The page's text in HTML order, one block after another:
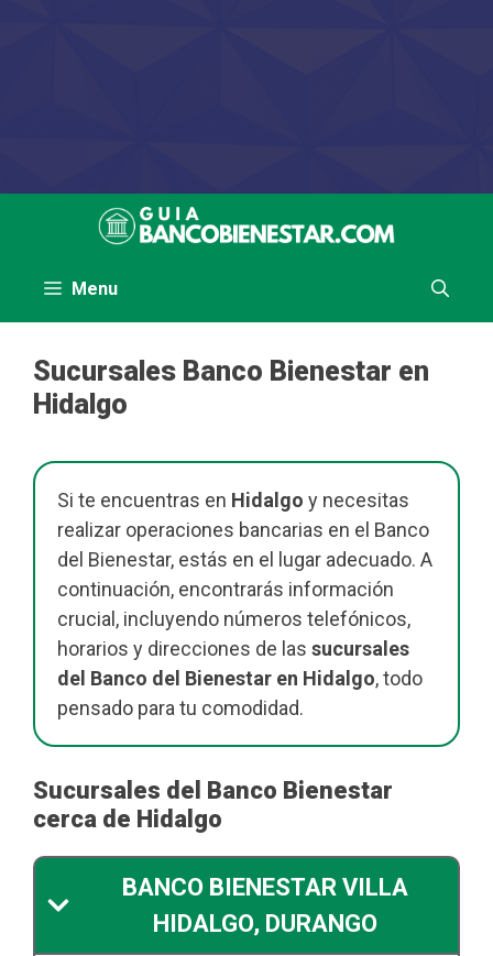
Menu
Sucursales Banco Bienestar en
Hidalgo
Si te encuentras en Hidalgo y necesitas
realizar operaciones bancarias en el Banco
del Bienestar, estás en el lugar adecuado. A
continuación, encontrarás información
crucial, incluyendo números telefónicos,
horarios y direcciones de las sucursales
del Banco del Bienestar en Hidalgo, todo
pensado para tu comodidad.
Sucursales del Banco Bienestar
cerca de Hidalgo
BANCO BIENESTAR VILLA
HIDALGO, DURANGO